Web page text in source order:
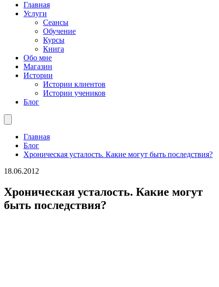
Главная
Услуги
Сеансы
Обучение
Курсы
Книга
Обо мне
Магазин
Истории
Истории клиентов
Истории учеников
Блог
Главная
Блог
Хроническая усталость. Какие могут быть последствия?
18.06.2012
Хроническая усталость. Какие могут
быть последствия?